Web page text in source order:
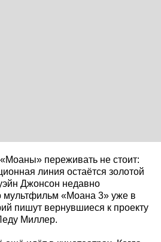
переживать не стоит:
линия остаётся золотой
Джонсон недавно
мультфильм «Моана 3» уже в
пишут вернувшиеся к проекту
Миллер.